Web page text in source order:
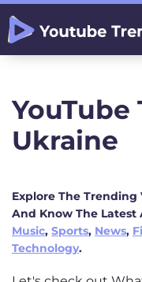
YouTube
Ukraine
Explore The Trending
And Know The Latest
Music, Sports, News,
Technology.